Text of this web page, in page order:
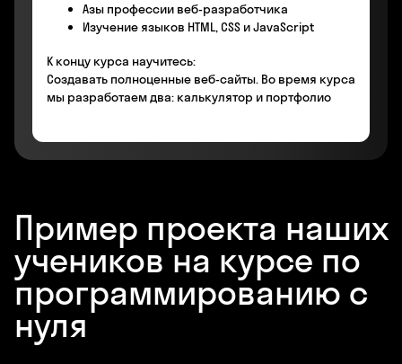
Азы профессии веб-разработчика
Изучение языков HTML, CSS и JavaScript
К концу курса научитесь:
Создавать полноценные веб-сайты. Во время курса
мы разработаем два: калькулятор и портфолио
Пример проекта наших
учеников на курсе по
программированию с
нуля